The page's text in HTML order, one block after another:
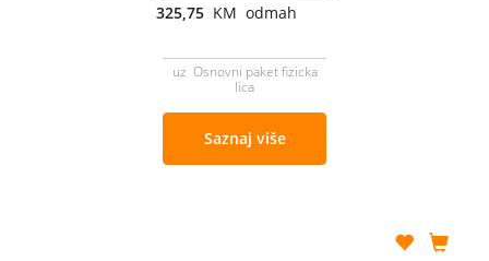
325,75 KM odmah
uz Osnovni paket fizicka
lica
Saznaj više